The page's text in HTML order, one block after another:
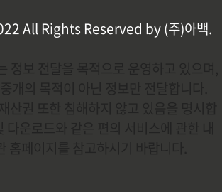
: 아이폰16, Z6, S2..
All Rights Reserved by (주)아백.